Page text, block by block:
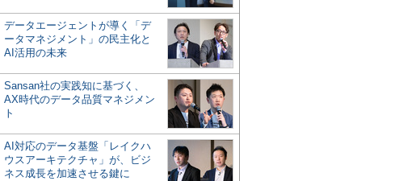
データエージェントが導く「デ
ータマネジメント」の民主化と
AI活用の未来
Sansan社の実践知に基づく、
AX時代のデータ品質マネジメン
ト
AI対応のデータ基盤「レイクハ
ウスアーキテクチャ」が、ビジ
ネス成長を加速させる鍵に